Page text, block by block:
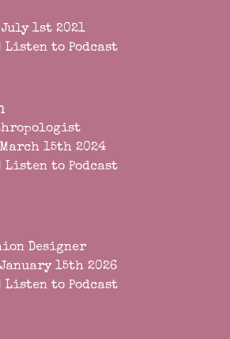
1st 2021
| Listen to Podcast
15th 2024
| Listen to Podcast
Designer
15th 2026
| Listen to Podcast